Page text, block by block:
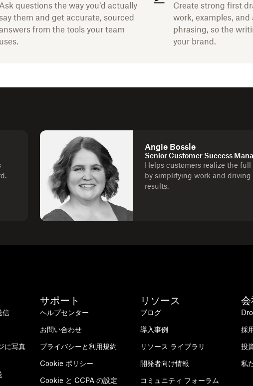
questions the way you’d actually
them and get accurate, sourced
from the tools your team
uses.
Create strong first
work, examples, and
phrasing, so the
your brand.
Angie Bossle
Senior Customer Success
Helps customers realize the
by simplifying work and
results.
信
に写真
サポート
ヘルプセンター
お問い合わせ
プライバシーと利用規約
Cookie ポリシー
Cookie と CCPA の設定
リソース
ブログ
導入事例
リソース ライブラリ
開発者向け情報
コミュニティ フォーラム
会
採
投
私